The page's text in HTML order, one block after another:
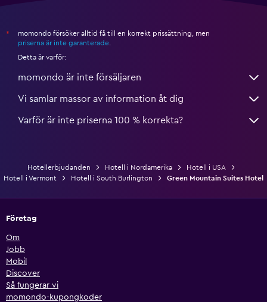
*
momondo försöker alltid få till en korrekt prissättning, men
priserna är inte garanterade
Detta är varför:
momondo är inte försäljaren
Vi samlar massor av information åt dig
Varför är inte priserna 100 % korrekta?
Hotellerbjudanden Hotell i Nordamerika
Hotell i USA
Hotell i Vermont
Hotell i South Burlington Green Mountain Suites Hotel
Företag
Om
Jobb
Mobil
Discover
Så fungerar vi
momondo-kupongkoder